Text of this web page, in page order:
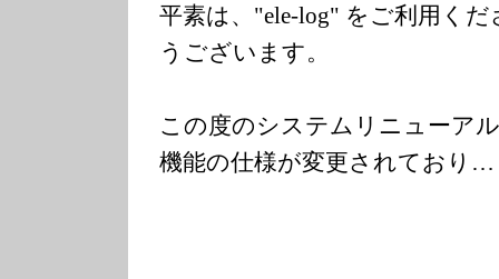
平素は、"ele-log" をご利用く
うございます。
この度のシステムリニューア
機能の仕様が変更されており…